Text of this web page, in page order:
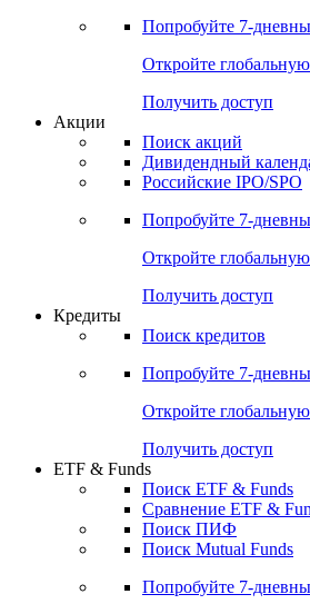
Попробуйте 7-
Откройте
Получить доступ
Акции
Поиск акций
Дивидендный
Российские IPO/SPO
Попробуйте 7-
Откройте
Получить доступ
Кредиты
Поиск кредитов
Попробуйте 7-
Откройте
Получить доступ
ETF & Funds
Поиск ETF & Funds
Сравнение ETF &
Поиск ПИФ
Поиск Mutual Funds
Попробуйте 7-